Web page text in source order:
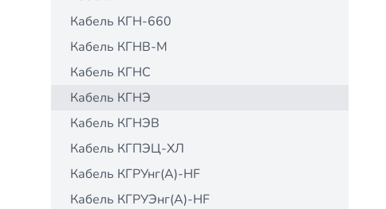
Кабель КГН-660
Кабель КГНВ-М
Кабель КГНС
Кабель КГНЭ
Кабель КГНЭВ
Кабель КГПЭЦ-ХЛ
Кабель КГРУнг(А)-HF
Кабель КГРУЭнг(А)-HF